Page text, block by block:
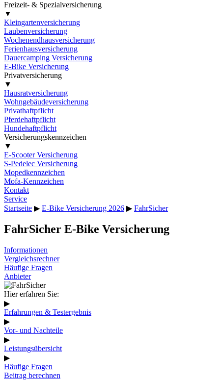
Freizeit- & Spezialversicherung
▼
Kleingartenversicherung
Laubenversicherung
Wochenendhausversicherung
Ferienhausversicherung
Dauercamping Versicherung
E-Bike Versicherung
Privatversicherung
▼
Hausratversicherung
Wohngebäudeversicherung
Privathaftpflicht
Pferdehaftpflicht
Hundehaftpflicht
Versicherungskennzeichen
▼
E-Scooter Versicherung
S-Pedelec Versicherung
Mopedkennzeichen
Mofa-Kennzeichen
Kontakt
Service
Startseite ▶ E-Bike Versicherung 2026 ▶ FahrSicher
FahrSicher E-Bike Versicherung
Informationen
Vergleichsrechner
Häufige Fragen
Anbieter
Hier erfahren Sie:
▶
Erfahrungen & Testergebnis
▶
Vor- und Nachteile
▶
Leistungsübersicht
▶
Häufige Fragen
Beitrag berechnen